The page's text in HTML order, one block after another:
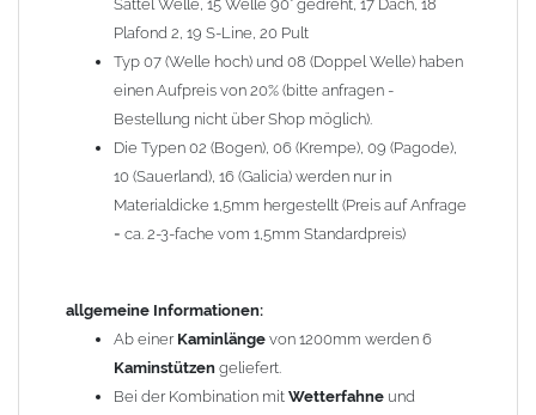
Lieferzeit: ca. 1-2 Wochen nach Zahlungseingang
Sonderanfertigung: Die Kaminhaube wird kundenspezifisch
angefertigt - keine Rücknahme möglich!
Zum Bild vergößern, bitte auf das Bild klicken!
Sattel Welle, 15 Welle 90° gedreht, 17 Dach, 18
Plafond 2, 19 S-Line, 20 Pult
Typ 07 (Welle hoch) und 08 (Doppel Welle) haben
einen Aufpreis von 20% (bitte anfragen -
Bestellung nicht über Shop möglich).
Die Typen 02 (Bogen), 06 (Krempe), 09 (Pagode),
10 (Sauerland), 16 (Galicia) werden nur in
Materialdicke 1,5mm hergestellt (Preis auf Anfrage
= ca. 2-3-fache vom 1,5mm Standardpreis)
allgemeine Informationen:
Ab einer Kaminlänge von 1200mm werden 6
Kaminstützen geliefert.
Bei der Kombination mit Wetterfahne und